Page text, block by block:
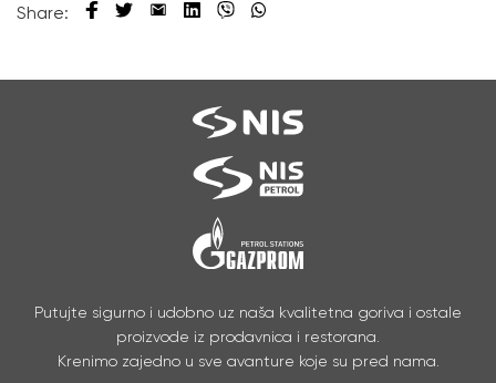
Share:
Putujte sigurno i udobno uz naša kvalitetna goriva i ostale
proizvode iz prodavnica i restorana.
Krenimo zajedno u sve avanture koje su pred nama.